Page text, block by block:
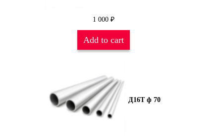
1 000 ₽
Add to cart
Д16Т ф 70